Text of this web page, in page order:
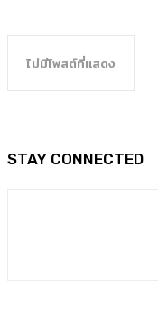
ไม่มีโพสต์ที่แสดง
STAY CONNECTED